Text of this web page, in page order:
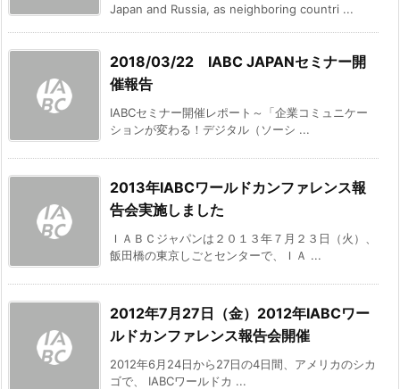
Japan and Russia, as neighboring countri ...
2018/03/22 IABC JAPANセミナー開
催報告
IABCセミナー開催レポート～「企業コミュニケー
ションが変わる！デジタル（ソーシ ...
2013年IABCワールドカンファレンス報
告会実施しました
ＩＡＢＣジャパンは２０１３年７月２３日（火）、
飯田橋の東京しごとセンターで、ＩＡ ...
2012年7月27日（金）2012年IABCワー
ルドカンファレンス報告会開催
2012年6月24日から27日の4日間、アメリカのシカ
ゴで、 IABCワールドカ ...